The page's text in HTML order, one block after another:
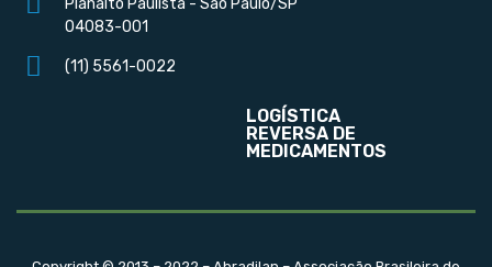
Planalto Paulista - São Paulo/SP
04083-001
(11) 5561-0022
LOGÍSTICA
REVERSA DE
MEDICAMENTOS